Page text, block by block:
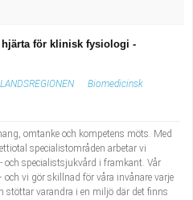
för klinisk fysiologi -
Biomedicinsk
omtanke och kompetens möts. Med
specialistområden arbetar vi
specialistsjukvård i framkant. Vår
vi gör skillnad för våra invånare varje
stöttar varandra i en miljö där det finns